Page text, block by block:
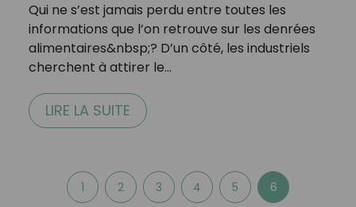
Qui ne s’est jamais perdu entre toutes les
informations que l’on retrouve sur les denrées
alimentaires&nbsp;? D’un côté, les industriels
cherchent à attirer le…
LIRE LA SUITE
1 2 3 4 5 6